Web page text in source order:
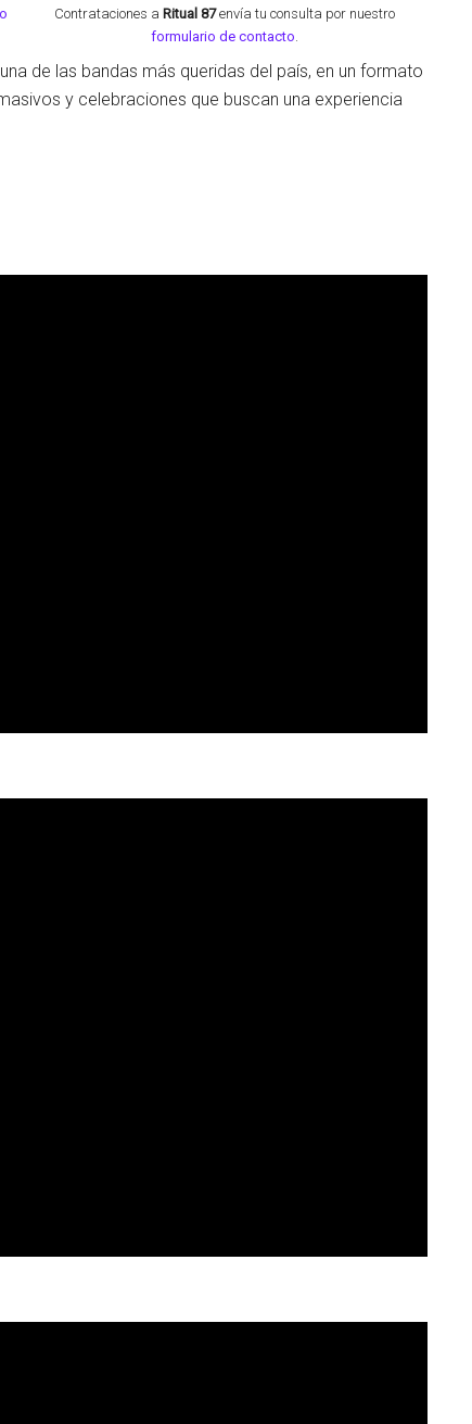
Contrataciones a Ritual 87envía tu consulta por nuestro
formulario de contacto
de las bandas más queridas del país, en un formato
y celebraciones que buscan una experiencia